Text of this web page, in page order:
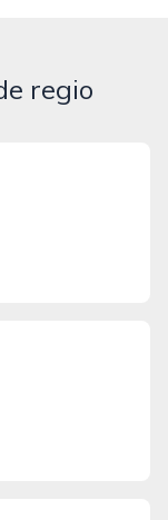
regio